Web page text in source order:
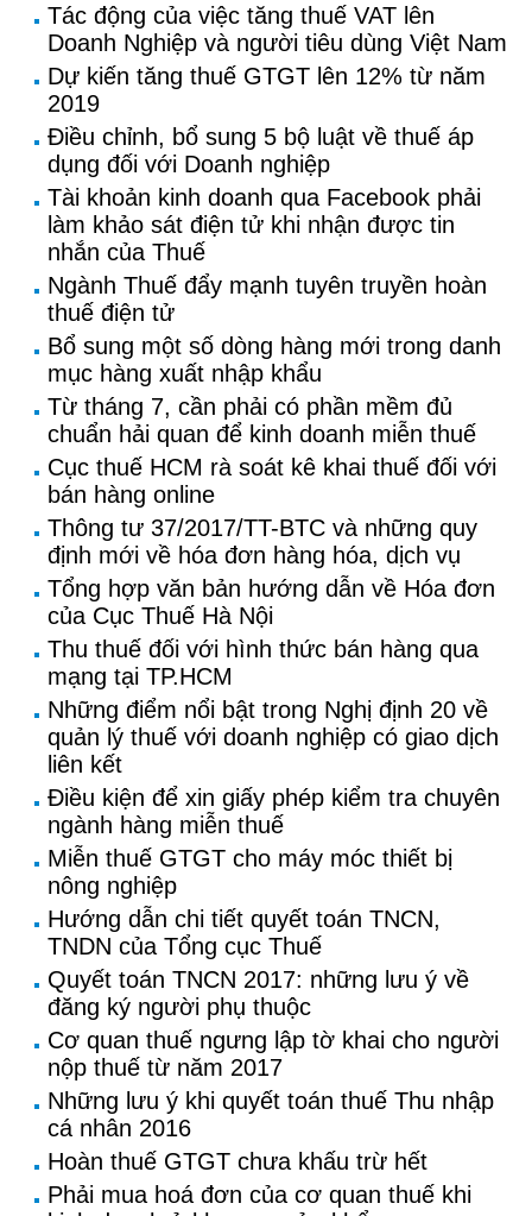
Tác động của việc tăng thuế VAT lên
Doanh Nghiệp và người tiêu dùng Việt Nam
Dự kiến tăng thuế GTGT lên 12% từ năm
2019
Điều chỉnh, bổ sung 5 bộ luật về thuế áp
dụng đối với Doanh nghiệp
Tài khoản kinh doanh qua Facebook phải
làm khảo sát điện tử khi nhận được tin
nhắn của Thuế
Ngành Thuế đẩy mạnh tuyên truyền hoàn
thuế điện tử
Bổ sung một số dòng hàng mới trong danh
mục hàng xuất nhập khẩu
Từ tháng 7, cần phải có phần mềm đủ
chuẩn hải quan để kinh doanh miễn thuế
Cục thuế HCM rà soát kê khai thuế đối với
bán hàng online
Thông tư 37/2017/TT-BTC và những quy
định mới về hóa đơn hàng hóa, dịch vụ
Tổng hợp văn bản hướng dẫn về Hóa đơn
của Cục Thuế Hà Nội
Thu thuế đối với hình thức bán hàng qua
mạng tại TP.HCM
Những điểm nổi bật trong Nghị định 20 về
quản lý thuế với doanh nghiệp có giao dịch
liên kết
Điều kiện để xin giấy phép kiểm tra chuyên
ngành hàng miễn thuế
Miễn thuế GTGT cho máy móc thiết bị
nông nghiệp
Hướng dẫn chi tiết quyết toán TNCN,
TNDN của Tổng cục Thuế
Quyết toán TNCN 2017: những lưu ý về
đăng ký người phụ thuộc
Cơ quan thuế ngưng lập tờ khai cho người
nộp thuế từ năm 2017
Những lưu ý khi quyết toán thuế Thu nhập
cá nhân 2016
Hoàn thuế GTGT chưa khấu trừ hết
Phải mua hoá đơn của cơ quan thuế khi